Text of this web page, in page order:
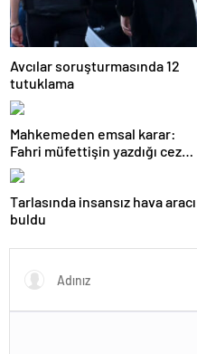
Avcılar soruşturmasında 12
tutuklama
Mahkemeden emsal karar:
Fahri müfettişin yazdığı ceza
iptal edildi
Tarlasında insansız hava aracı
buldu